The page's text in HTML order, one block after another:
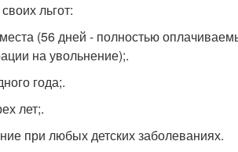
льгот:
(56 дней - полностью
на увольнение);.
года;.
лет;.
при любых детских заболеваниях.